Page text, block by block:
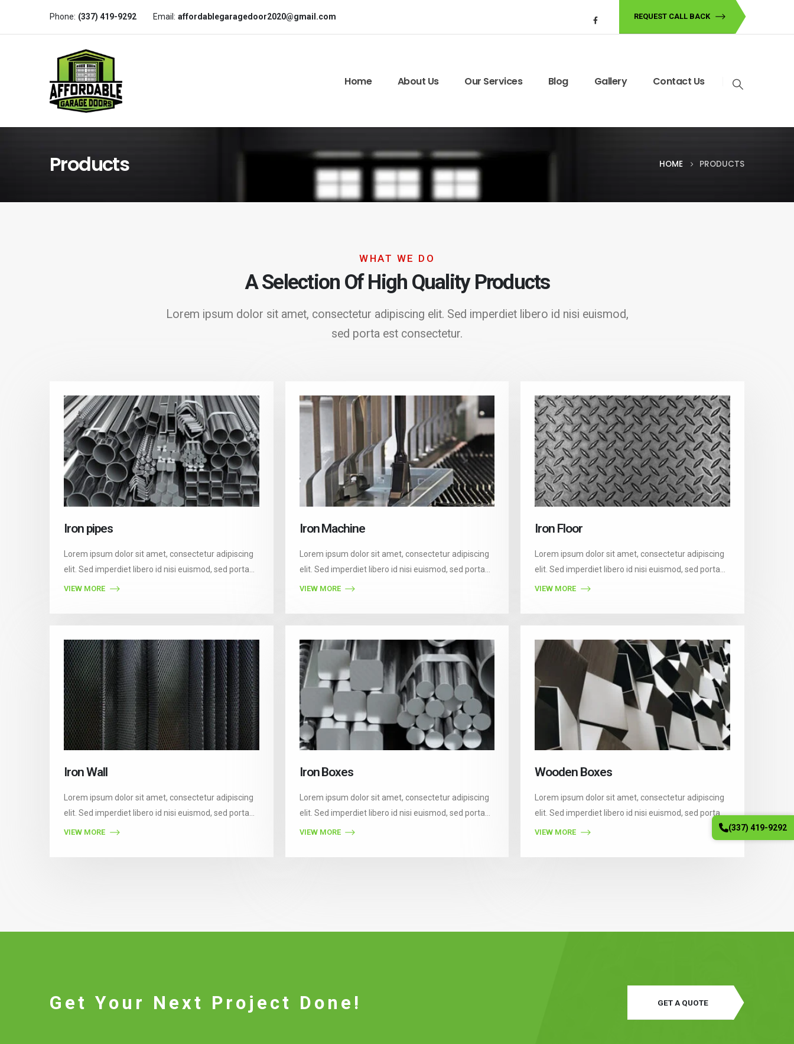
Phone: (337) 419-9292 Email: affordablegaragedoor2020@gmail.com REQUEST CALL BACK
Home About Us Our Services Blog Gallery Contact Us
Products HOME PRODUCTS
WHAT WE DO
A Selection Of High Quality Products
Lorem ipsum dolor sit amet, consectetur adipiscing elit. Sed imperdiet libero id nisi euismod,
sed porta est consectetur.
Iron pipes
Lorem ipsum dolor sit amet, consectetur adipiscing
elit. Sed imperdiet libero id nisi euismod, sed porta
est consectetur. Vestibulum auctor felis eget orci
VIEW MORE
Iron Machine
Lorem ipsum dolor sit amet, consectetur adipiscing
elit. Sed imperdiet libero id nisi euismod, sed porta
est consectetur. Vestibulum auctor felis eget orci
VIEW MORE
Iron Floor
Lorem ipsum dolor sit amet, consectetur adipiscing
elit. Sed imperdiet libero id nisi euismod, sed porta
est consectetur. Vestibulum auctor felis eget orci
VIEW MORE
Iron Wall
Lorem ipsum dolor sit amet, consectetur adipiscing
elit. Sed imperdiet libero id nisi euismod, sed porta
est consectetur. Vestibulum auctor felis eget orci
VIEW MORE
Iron Boxes
Lorem ipsum dolor sit amet, consectetur adipiscing
elit. Sed imperdiet libero id nisi euismod, sed porta
est consectetur. Vestibulum auctor felis eget orci
VIEW MORE
Wooden Boxes
Lorem ipsum dolor sit amet, consectetur adipiscing
elit. Sed imperdiet libero id nisi euismod, sed porta
est consectetur. Vestibulum auctor felis eget orci
VIEW MORE
Get Your Next Project Done! GET A QUOTE
(337) 419-9292